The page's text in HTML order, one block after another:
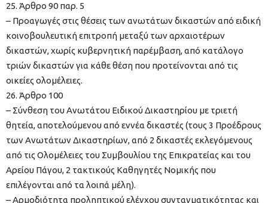
25. Άρθρο 90 παρ. 5
– Προαγωγές στις θέσεις των ανωτάτων δικαστών από ειδική
κοινοβουλευτική επιτροπή μεταξύ των αρχαιοτέρων
δικαστών, χωρίς κυβερνητική παρέμβαση, από κατάλογο
τριών δικαστών για κάθε θέση που προτείνονται από τις
οικείες ολομέλειες.
26. Άρθρο 100
– Σύνθεση του Ανωτάτου Ειδικού Δικαστηρίου με τριετή
θητεία, αποτελούμενου από εννέα δικαστές (τους 3 Προέδρους
των Ανωτάτων Δικαστηρίων, από 2 δικαστές εκλεγόμενους
από τις Ολομέλειες του Συμβουλίου της Επικρατείας και του
Αρείου Πάγου, 2 τακτικούς Καθηγητές Νομικής που
επιλέγονται από τα λοιπά μέλη).
– Αρμοδιότητα προληπτικού ελέγχου συνταγματικότητας και